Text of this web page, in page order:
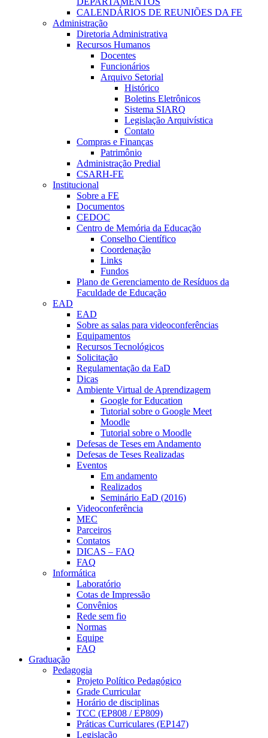
CALENDÁRIOS DE REUNIÕES DA FE
Administração
Diretoria Administrativa
Recursos Humanos
Docentes
Funcionários
Arquivo Setorial
Histórico
Boletins Eletrônicos
Sistema SIARQ
Legislação Arquivística
Contato
Compras e Finanças
Patrimônio
Administração Predial
CSARH-FE
Institucional
Sobre a FE
Documentos
CEDOC
Centro de Memória da Educação
Conselho Científico
Coordenação
Links
Fundos
Plano de Gerenciamento de Resíduos da
Faculdade de Educação
EAD
EAD
Sobre as salas para videoconferências
Equipamentos
Recursos Tecnológicos
Solicitação
Regulamentação da EaD
Dicas
Ambiente Virtual de Aprendizagem
Google for Education
Tutorial sobre o Google Meet
Moodle
Tutorial sobre o Moodle
Defesas de Teses em Andamento
Defesas de Teses Realizadas
Eventos
Em andamento
Realizados
Seminário EaD (2016)
Videoconferência
MEC
Parceiros
Contatos
DICAS – FAQ
FAQ
Informática
Laboratório
Cotas de Impressão
Convênios
Rede sem fio
Normas
Equipe
FAQ
Graduação
Pedagogia
Projeto Político Pedagógico
Grade Curricular
Horário de disciplinas
TCC (EP808 / EP809)
Práticas Curriculares (EP147)
Legislação